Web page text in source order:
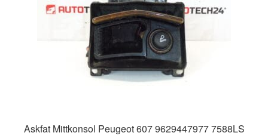
Askfat Mittkonsol Peugeot 607 9629447977 7588LS